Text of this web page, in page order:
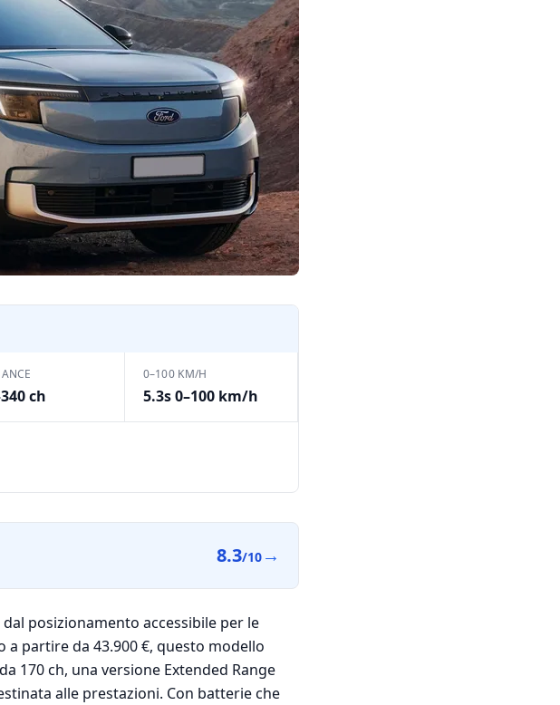
ch
0–100 KM/H
5.3s 0–100 km/h
8.3/10 →
posizionamento accessibile per le
partire da 43.900 €, questo modello
170 ch, una versione Extended Range
alle prestazioni. Con batterie che